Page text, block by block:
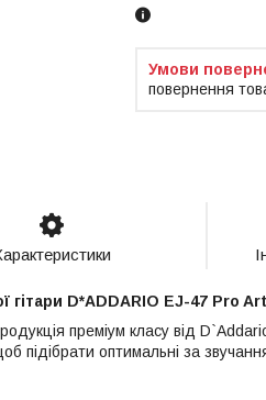
повернення
гітари D*ADDARIO EJ-47 Pro
преміум класу від
підібрати оптимальні за